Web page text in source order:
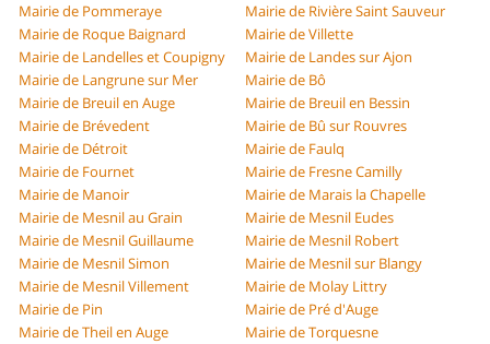
Mairie de Pommeraye
Mairie de Rivière Saint Sauveur
Mairie de Roque Baignard
Mairie de Villette
Mairie de Landelles et Coupigny
Mairie de Landes sur Ajon
Mairie de Langrune sur Mer
Mairie de Bô
Mairie de Breuil en Auge
Mairie de Breuil en Bessin
Mairie de Brévedent
Mairie de Bû sur Rouvres
Mairie de Détroit
Mairie de Faulq
Mairie de Fournet
Mairie de Fresne Camilly
Mairie de Manoir
Mairie de Marais la Chapelle
Mairie de Mesnil au Grain
Mairie de Mesnil Eudes
Mairie de Mesnil Guillaume
Mairie de Mesnil Robert
Mairie de Mesnil Simon
Mairie de Mesnil sur Blangy
Mairie de Mesnil Villement
Mairie de Molay Littry
Mairie de Pin
Mairie de Pré d'Auge
Mairie de Theil en Auge
Mairie de Torquesne